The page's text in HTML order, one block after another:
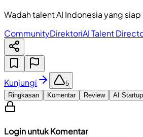
Wadah talent AI Indonesia yang
CommunityDirektoriAI Talent
Kunjungi
5
Ringkasan
Komentar Review AI
Login untuk Komentar